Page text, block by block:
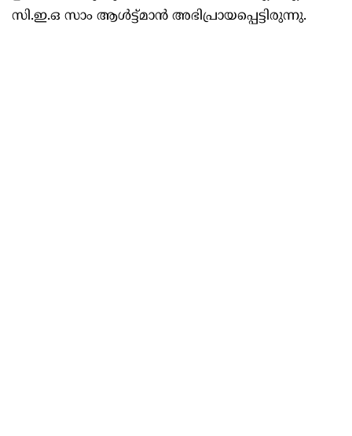
സി.ഇ.ഒ സാം ആൾട്ട്മാൻ അഭിപ്രായപ്പെട്ടിരുന്നു.